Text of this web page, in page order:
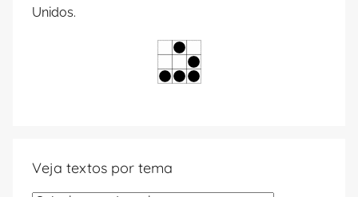
Unidos.
Veja textos por tema